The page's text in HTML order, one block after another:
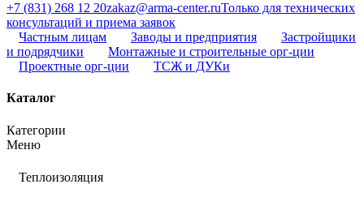
+7 (831) 268 12 20zakaz@arma-center.ruТолько для технических
консультаций и приема заявок
Частным лицам
Заводы и предприятия
Застройщики
и подрядчики
Монтажные и строительные орг-ции
Проектные орг-ции
ТСЖ и ДУКи
Каталог
Категории
Меню
Теплоизоляция